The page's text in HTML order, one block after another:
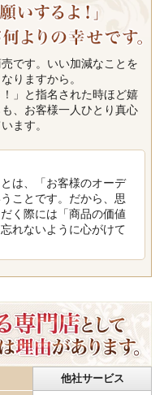
です。いい加減なことを
りますから。
」と指名された時ほど嬉
、お客様一人ひとり真心
ます。
は、「お客様のオーデ
ことです。だから、思
く際には「商品の価値
れないように心がけて
他社サービス